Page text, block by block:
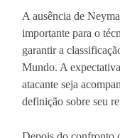
A ausência de
importante para o
garantir a
Mundo. A
atacante seja
definição sobre seu